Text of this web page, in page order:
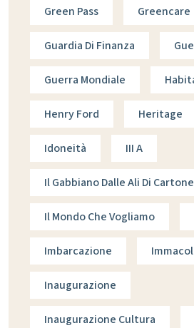
Green Pass Greencare
Guardia Di Finanza
Guerra Mondiale
Henry Ford Heritage
Idoneità III A
Il Gabbiano Dalle Ali Di Cartone
Il Mondo Che Vogliamo
Imbarcazione
Inaugurazione
Inaugurazione Cultura